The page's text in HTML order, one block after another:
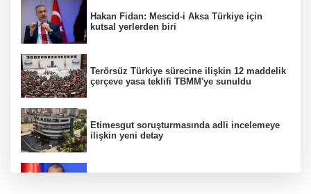
Hakan Fidan: Mescid-i Aksa Türkiye için
kutsal yerlerden biri
Terörsüz Türkiye sürecine ilişkin 12 maddelik
çerçeve yasa teklifi TBMM'ye sunuldu
Etimesgut soruşturmasında adli incelemeye
ilişkin yeni detay